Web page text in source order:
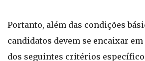
Portanto, além das condições
candidatos devem se encaixar
dos seguintes critérios